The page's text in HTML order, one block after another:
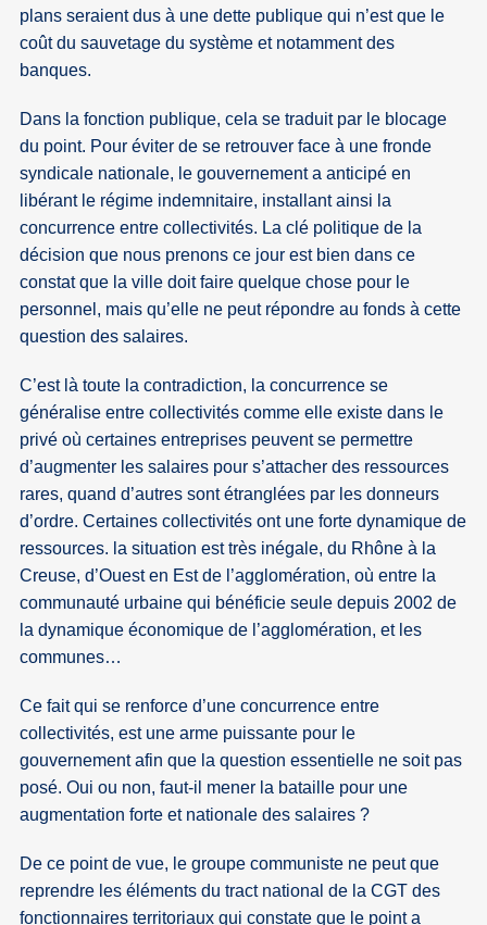
plans seraient dus à une dette publique qui n’est que le
coût du sauvetage du système et notamment des
banques.
Dans la fonction publique, cela se traduit par le blocage
du point. Pour éviter de se retrouver face à une fronde
syndicale nationale, le gouvernement a anticipé en
libérant le régime indemnitaire, installant ainsi la
concurrence entre collectivités. La clé politique de la
décision que nous prenons ce jour est bien dans ce
constat que la ville doit faire quelque chose pour le
personnel, mais qu’elle ne peut répondre au fonds à cette
question des salaires.
C’est là toute la contradiction, la concurrence se
généralise entre collectivités comme elle existe dans le
privé où certaines entreprises peuvent se permettre
d’augmenter les salaires pour s’attacher des ressources
rares, quand d’autres sont étranglées par les donneurs
d’ordre. Certaines collectivités ont une forte dynamique de
ressources. la situation est très inégale, du Rhône à la
Creuse, d’Ouest en Est de l’agglomération, où entre la
communauté urbaine qui bénéficie seule depuis 2002 de
la dynamique économique de l’agglomération, et les
communes…
Ce fait qui se renforce d’une concurrence entre
collectivités, est une arme puissante pour le
gouvernement afin que la question essentielle ne soit pas
posé. Oui ou non, faut-il mener la bataille pour une
augmentation forte et nationale des salaires ?
De ce point de vue, le groupe communiste ne peut que
reprendre les éléments du tract national de la CGT des
fonctionnaires territoriaux qui constate que le point a